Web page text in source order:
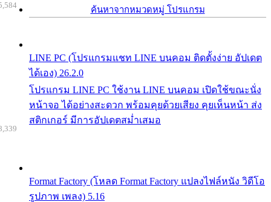
ค้นหาจากหมวดหมู่ โปรแกรม
LINE PC (โปรแกรมแชท LINE บนคอม ติดตั้งง่าย อัปเดต
ได้เอง) 26.2.0
โปรแกรม LINE PC ใช้งาน LINE บนคอม เปิดใช้ขณะนั่ง
หน้าจอ ได้อย่างสะดวก พร้อมคุยด้วยเสียง คุยเห็นหน้า ส่ง
สติกเกอร์ มีการอัปเดตสม่ำเสมอ
Format Factory (โหลด Format Factory แปลงไฟล์หนัง วิดีโอ
รูปภาพ เพลง) 5.16